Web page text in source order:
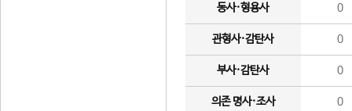
동사·형용사 0
관형사·감탄사 0
부사·감탄사 0
의존 명사·조사 0